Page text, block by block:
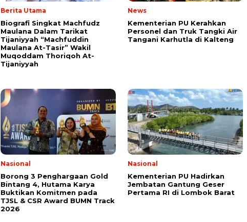
Berita Utama
Biografi Singkat Machfudz
Maulana Dalam Tarikat
Tijaniyyah “Machfuddin
Maulana At-Tasir” Wakil
Muqoddam Thoriqoh At-
Tijaniyyah
News
Kementerian PU Kerahkan
Personel dan Truk Tangki Air
Tangani Karhutla di Kalteng
Nasional
Borong 3 Penghargaan Gold
Bintang 4, Hutama Karya
Buktikan Komitmen pada
TJSL & CSR Award BUMN Track
2026
Nasional
Kementerian PU Hadirkan
Jembatan Gantung Geser
Pertama RI di Lombok Barat